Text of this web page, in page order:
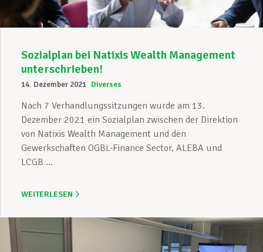
Sozialplan bei Natixis Wealth Management
unterschrieben!
14. Dezember 2021 Diverses
Nach 7 Verhandlungssitzungen wurde am 13.
Dezember 2021 ein Sozialplan zwischen der Direktion
von Natixis Wealth Management und den
Gewerkschaften OGBL-Finance Sector, ALEBA und
LCGB ...
WEITERLESEN